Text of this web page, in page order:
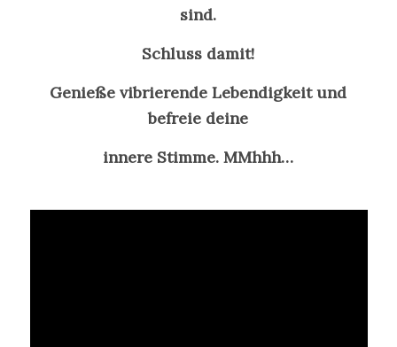
sind.
Schluss damit!
Genieße vibrierende Lebendigkeit und
befreie deine
innere Stimme. MMhhh…